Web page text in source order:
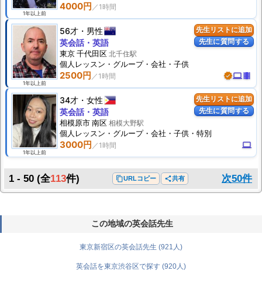
1年以上前
4000円
先生リストに追加
先生に質問する
1年以上前
56才 男性
2500円 verifiedcomputertheaters
英会話・英語
東京 千代田区 北千住駅
個人 レッスン ・グループ・会社・子供
先生リストに追加
先生に質問する
1年以上前
34才 女性
3000円 computer
英会話・英語
相模原市 南区 相模大野駅
個人 レッスン ・グループ・会社・子供・特別
1 - 50 (全113件) content_copyURLコピー share共有 次50件
この地域の英会話先生
東京新宿区の英会話先生 (921人)
英会話を東京渋谷区で探す (920人)